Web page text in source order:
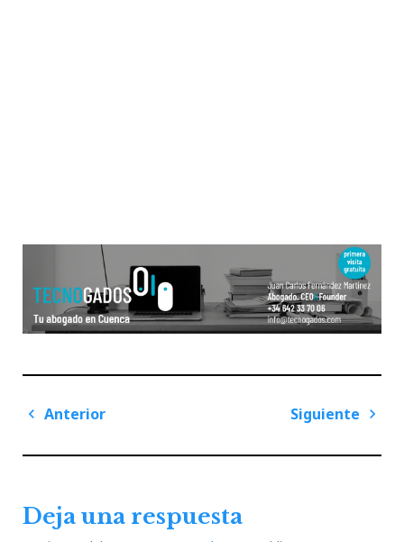
Navegación
entradas
Anterior
Siguiente
Deja una respuesta